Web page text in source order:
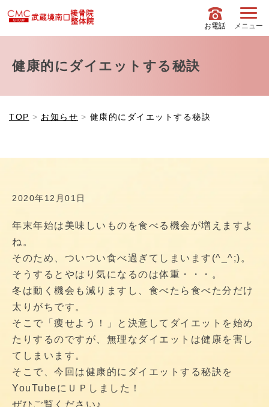
お電話 メニュー
健康的にダイエットする秘訣
TOP お知らせ 健康的にダイエットする秘訣
2020年12月01日
年末年始は美味しいものを食べる機会が増えますよ
ね。
そのため、ついつい食べ過ぎてしまいます(^_^;)。
そうするとやはり気になるのは体重・・・。
冬は動く機会も減りますし、食べたら食べた分だけ
太りがちです。
そこで「痩せよう！」と決意してダイエットを始め
たりするのですが、無理なダイエットは健康を害し
てしまいます。
そこで、今回は健康的にダイエットする秘訣を
YouTubeにＵＰしました！
ぜひご覧ください♪